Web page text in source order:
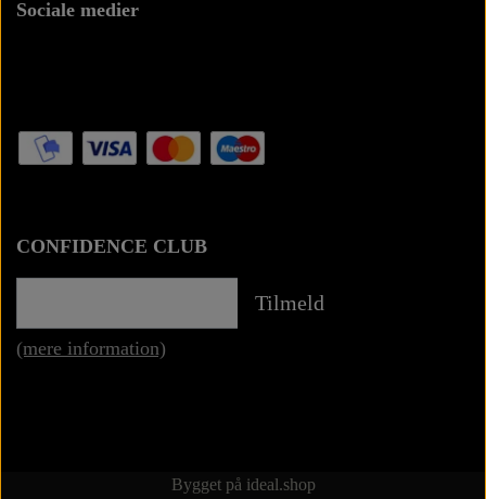
Sociale medier
CONFIDENCE CLUB
Tilmeld
(mere information)
Bygget på ideal.shop